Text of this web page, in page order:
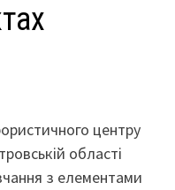
центру
області
з елементами